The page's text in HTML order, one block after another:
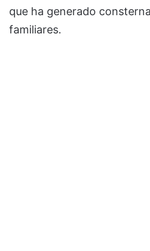
que ha generado
familiares.